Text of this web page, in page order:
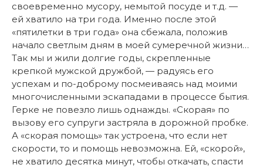
своевременно мусору, немытой посуде и т.д. —
ей хватило на три года. Именно после этой
«пятилетки в три года» она сбежала, положив
начало светлым дням в моей сумеречной жизни…
Так мы и жили долгие годы, скрепленные
крепкой мужской дружбой, — радуясь его
успехам и по-доброму посмеиваясь над моими
многочисленными эскападами в процессе бытия.
Герке не повезло лишь однажды. «Скорая» по
вызову его супруги застряла в дорожной пробке.
А «скорая помощь» так устроена, что если нет
скорости, то и помощь невозможна. Ей, «скорой»,
не хватило десятка минут, чтобы откачать, спасти